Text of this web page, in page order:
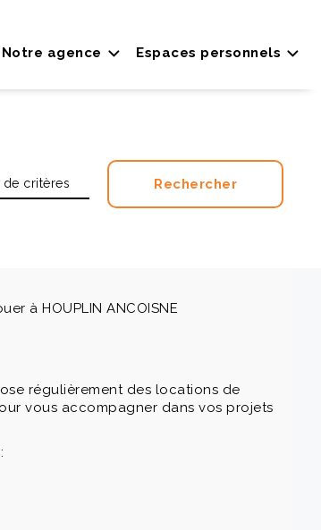
Espaces personnels
Notre agence
à HOUPLIN ANCOISNE
régulièrement des locations de
vous accompagner dans vos projets